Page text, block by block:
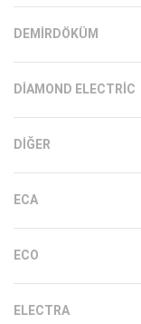
DEMIRDÖKÜM
DIAMOND ELECTRIC
DIĞER
ECA
ECO
ELECTRA